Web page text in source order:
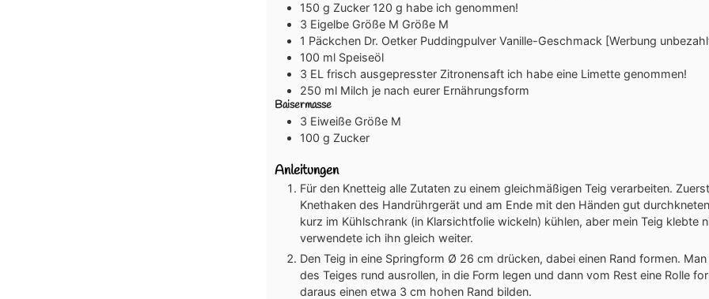
150 g Zucker 120 g habe ich genommen!
3 Eigelbe Größe M Größe M
1 Päckchen Dr. Oetker Puddingpulver Vanille-Geschmack [Werbung
100 ml Speiseöl
3 EL frisch ausgepresster Zitronensaft ich habe eine Limette genommen!
250 ml Milch je nach eurer Ernährungsform
Baisermasse
3 Eiweiße Größe M
100 g Zucker
Anleitungen
Für den Knetteig alle Zutaten zu einem gleichmäßigen Teig verarbeiten.
Knethaken des Handrührgerät und am Ende mit den Händen gut
kurz im Kühlschrank (in Klarsichtfolie wickeln) kühlen, aber mein Teig klebte
verwendete ich ihn gleich weiter.
Den Teig in eine Springform Ø 26 cm drücken, dabei einen Rand formen.
des Teiges rund ausrollen, in die Form legen und dann vom Rest eine Rolle
daraus einen etwa 3 cm hohen Rand bilden.